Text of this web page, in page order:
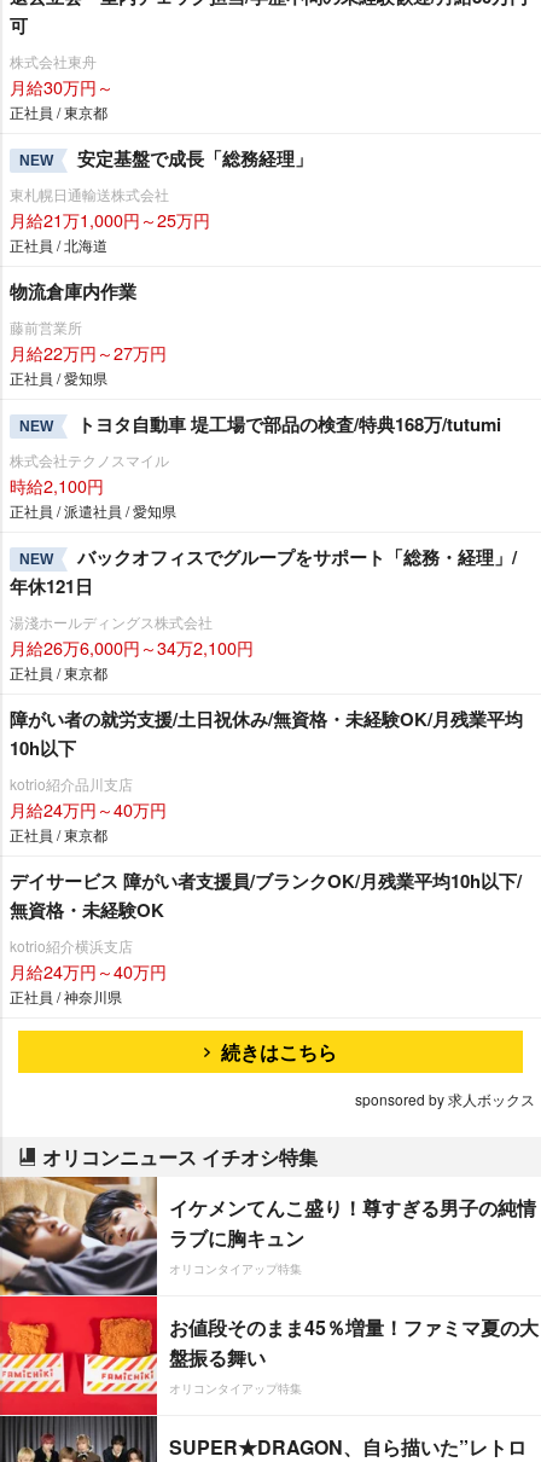
可
株式会社東舟
月給30万円～
正社員 / 東京都
NEW 安定基盤で成長「総務経理」
東札幌日通輸送株式会社
月給21万1,000円～25万円
正社員 / 北海道
物流倉庫内作業
藤前営業所
月給22万円～27万円
正社員 / 愛知県
NEW トヨタ自動車 堤工場で部品の検査/特典168万/tutumi
株式会社テクノスマイル
時給2,100円
正社員 / 派遣社員 / 愛知県
NEW
バックオフィスでグループをサポート「総務・経理」/
年休121日
湯淺ホールディングス株式会社
月給26万6,000円～34万2,100円
正社員 / 東京都
障がい者の就労支援/土日祝休み/無資格・未経験OK/月残業平均
10h以下
kotrio紹介品川支店
月給24万円～40万円
正社員 / 東京都
デイサービス 障がい者支援員/ブランクOK/月残業平均10h以下/
無資格・未経験OK
kotrio紹介横浜支店
月給24万円～40万円
正社員 / 神奈川県
続きはこちら
sponsored by 求人ボックス
オリコンニュース イチオシ特集
イケメンてんこ盛り！尊すぎる男子の純情
ラブに胸キュン
オリコンタイアップ特集
お値段そのまま45％増量！ファミマ夏の大
盤振る舞い
オリコンタイアップ特集
SUPER★DRAGON、自ら描いた”レトロ